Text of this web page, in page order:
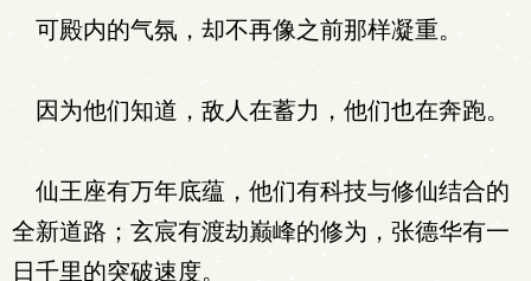
可殿内的气氛，却不再像之前那样凝重。
因为他们知道，敌人在蓄力，他们也在奔跑。
仙王座有万年底蕴，他们有科技与修仙结合的
全新道路；玄宸有渡劫巅峰的修为，张德华有一
日千里的突破速度。